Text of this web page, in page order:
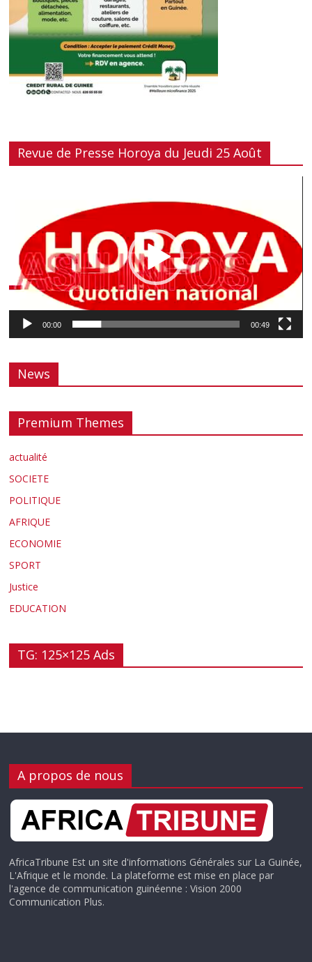
Revue de Presse Horoya du Jeudi 25 Août
00:00 00:49
News
Premium Themes
actualité
SOCIETE
POLITIQUE
AFRIQUE
ECONOMIE
SPORT
Justice
EDUCATION
TG: 125×125 Ads
A propos de nous
AfricaTribune Est un site d'informations Générales sur La Guinée,
L'Afrique et le monde. La plateforme est mise en place par
l'agence de communication guinéenne : Vision 2000
Communication Plus.